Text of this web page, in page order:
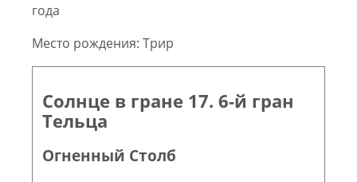
года
Место рождения: Трир
Солнце в гране 17. 6-й гран
Тельца
Огненный Столб